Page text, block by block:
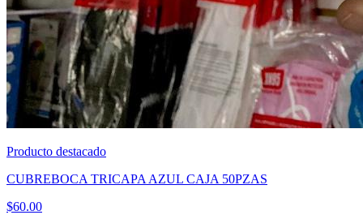
Producto destacado
CUBREBOCA TRICAPA AZUL CAJA 50PZAS
$60.00